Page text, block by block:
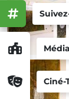
Ciné-